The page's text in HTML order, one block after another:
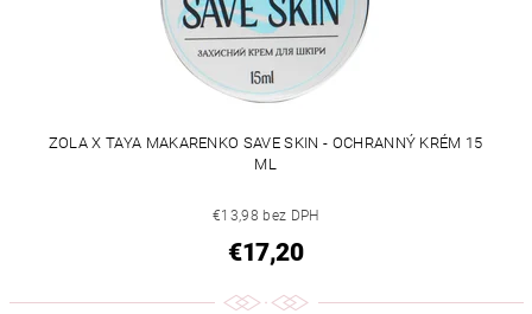
ZOLA X TAYA MAKARENKO SAVE SKIN - OCHRANNÝ KRÉM 15
ML
€13,98 bez DPH
€17,20